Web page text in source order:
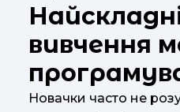
вивчення
Новачки часто не